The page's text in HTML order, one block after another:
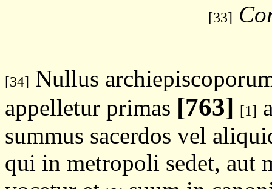
[33]
[34] Nullus
appelletur primas [763] [1]
summus sacerdos vel
qui in metropoli sedet, aut